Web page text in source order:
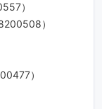
）
）
）